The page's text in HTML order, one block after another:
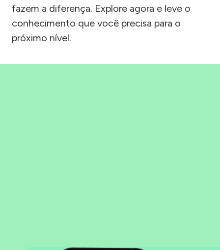
fazem a diferença. Explore agora e leve o
conhecimento que você precisa para o
próximo nível.